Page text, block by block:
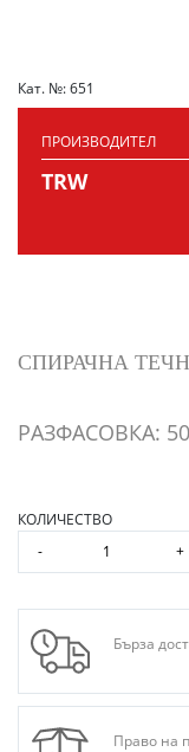
Кат. №: 651
ПРОИЗВОДИТЕЛ
TRW
СПИРАЧНА
РАЗФАСОВКА:
КОЛИЧЕСТВО
-
+
Бърза
Право на